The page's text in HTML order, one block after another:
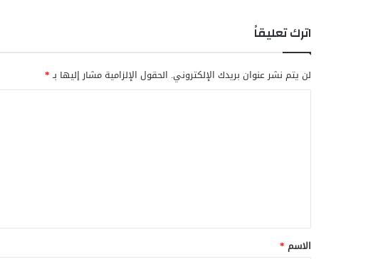
اترك تعليقاً
لن يتم نشر عنوان بريدك الإلكتروني. الحقول الإلزامية مشار إليها بـ*
ق
*
الاسم *